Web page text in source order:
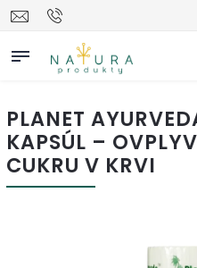
PLANET
KAPSÚL –
CUKRU V KRVI